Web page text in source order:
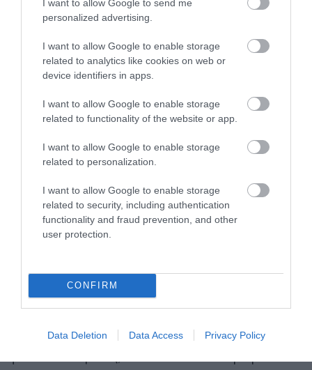
I want to allow Google to send me
personalized advertising.
I want to allow Google to enable storage
related to analytics like cookies on web or
device identifiers in apps.
I want to allow Google to enable storage
related to functionality of the website or app.
I want to allow Google to enable storage
related to personalization.
I want to allow Google to enable storage
related to security, including authentication
functionality and fraud prevention, and other
user protection.
CONFIRM
Data Deletion Data Access Privacy Policy
νερό και τα βράζετε για 10 λεπτά. Στη
συνέχεια, προσθέτετε το Κακάο ΓΙΩΤΗΣ και
τα κάστανα και τα χτυπάτε στο μπλέντερ για
Προσθέτετε τη Ζελατίνη ΓΙΩΤΗΣ και
ανακατεύετε.
Χτυπάτε το βούτυρο και ρίχνετε σιγά-σιγά τη
ζάχαρη και ένα – ένα τα αυγά. Προσθέτετε
διαδοχικά τη Φαρίνα ΓΙΩΤΗΣ με το γάλα και
ελαφρώς.
Βγάζετε το μίγμα από τον κάδο και ρίχνετε
όλα τα φρούτα, καθώς επίσης και τα